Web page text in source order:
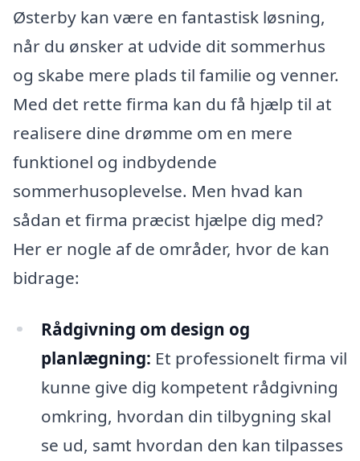
Østerby kan være en fantastisk løsning,
når du ønsker at udvide dit sommerhus
og skabe mere plads til familie og venner.
Med det rette firma kan du få hjælp til at
realisere dine drømme om en mere
funktionel og indbydende
sommerhusoplevelse. Men hvad kan
sådan et firma præcist hjælpe dig med?
Her er nogle af de områder, hvor de kan
bidrage:
Rådgivning om design og
planlægning: Et professionelt firma vil
kunne give dig kompetent rådgivning
omkring, hvordan din tilbygning skal
se ud, samt hvordan den kan tilpasses